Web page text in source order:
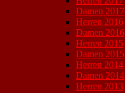
Damen 2017
Herren 2016
Damen 2016
Herren 2015
Damen 2015
Herren 2014
Damen 2014
Herren 2013